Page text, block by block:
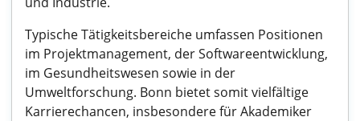
Typische Tätigkeitsbereiche umfassen Positionen
im Projektmanagement, der Softwareentwicklung,
im Gesundheitswesen sowie in der
Umweltforschung. Bonn bietet somit vielfältige
Karrierechancen, insbesondere für Akademiker